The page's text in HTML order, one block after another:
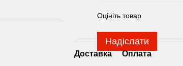
Оцініть товар
Надіслати
Доставка Оплата